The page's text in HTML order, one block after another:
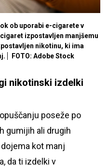
ob uporabi e-cigarete v
izpostavljen manjšemu
nikotinu, ki ima
FOTO: Adobe Stock
nikotinski izdelki
poseže po
gumijih ali drugih
kot manj
da ti izdelki v